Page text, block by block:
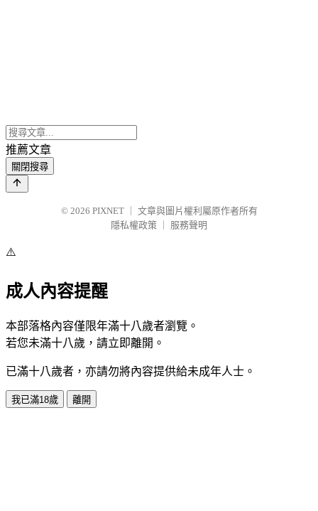
推薦文章
關閉搜尋
© 2026 PIXNET
文章與圖片權利屬原作者所有
隱私權政策
服務聲明
⚠️
成人內容提醒
本部落格內容僅限年滿十八歲者瀏覽。
若您未滿十八歲，請立即離開。
已滿十八歲者，亦請勿將內容提供給未成年人士。
我已滿18歲 離開